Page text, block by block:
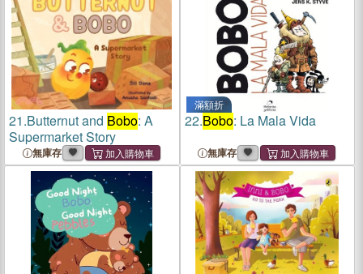
21.Butternut and Bobo: A
Supermarket Story
無庫存
滿額折
22.Bobo: La Mala Vida
無庫存